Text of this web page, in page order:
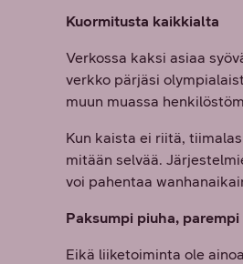
Kuormitusta kaikkialta
Verkossa kaksi asiaa
verkko pärjäsi
muun muassa
Kun kaista ei riitä,
mitään selvää.
voi pahentaa
Paksumpi piuha, parempi
Eikä liiketoiminta ole